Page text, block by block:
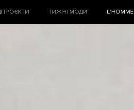
ТИЖНІ МОДИ L’HOMME